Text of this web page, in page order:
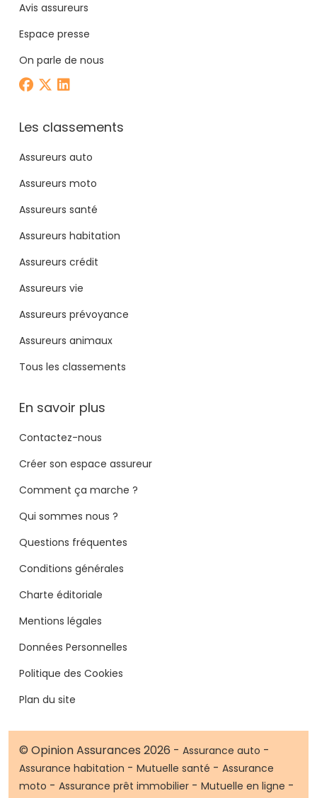
Avis assureurs
Espace presse
On parle de nous
Les classements
Assureurs auto
Assureurs moto
Assureurs santé
Assureurs habitation
Assureurs crédit
Assureurs vie
Assureurs prévoyance
Assureurs animaux
Tous les classements
En savoir plus
Contactez-nous
Créer son espace assureur
Comment ça marche ?
Qui sommes nous ?
Questions fréquentes
Conditions générales
Charte éditoriale
Mentions légales
Données Personnelles
Politique des Cookies
Plan du site
© Opinion Assurances 2026 - Assurance auto -
Assurance habitation - Mutuelle santé - Assurance
moto - Assurance prêt immobilier - Mutuelle en ligne -